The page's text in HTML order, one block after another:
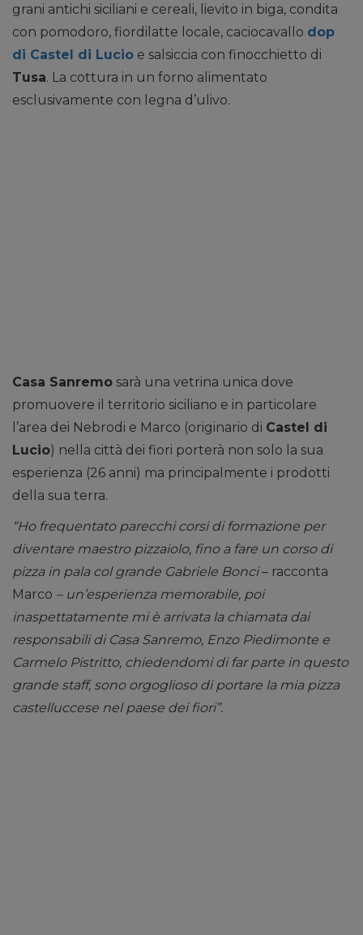
grani antichi siciliani e cereali, lievito in biga, condita
con pomodoro, fiordilatte locale, caciocavallo dop
di Castel di Lucio e salsiccia con finocchietto di
Tusa. La cottura in un forno alimentato
esclusivamente con legna d’ulivo.
Casa Sanremo sarà una vetrina unica dove
promuovere il territorio siciliano e in particolare
l’area dei Nebrodi e Marco (originario di Castel di
Lucio) nella città dei fiori porterà non solo la sua
esperienza (26 anni) ma principalmente i prodotti
della sua terra.
“Ho frequentato parecchi corsi di formazione per
diventare maestro pizzaiolo, fino a fare un corso di
pizza in pala col grande Gabriele Bonci– racconta
Marco – un’esperienza memorabile, poi
inaspettatamente mi è arrivata la chiamata dai
responsabili di Casa Sanremo, Enzo Piedimonte e
Carmelo Pistritto, chiedendomi di far parte in questo
grande staff, sono orgoglioso di portare la mia pizza
castelluccese nel paese dei fiori”.